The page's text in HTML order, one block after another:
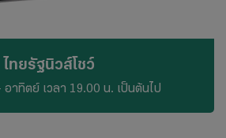
ไทยรัฐนิวส์โชว์
าทิตย์ เวลา 19.00 น. เป็นต้นไป